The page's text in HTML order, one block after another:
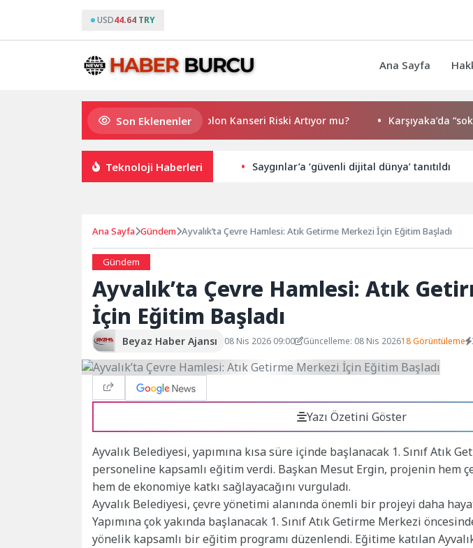
USD44.64 TRY
Ana Sayfa
Son Eklenenler
Uzun Süreli Ülseratif Kolitte Kolon Kanseri Riski Artıyor mu? Karşıyaka’da “sokak”
Teknoloji Haberleri Saygınlar’a ‘güvenli dijital dünya’ tanıtıldı
Ana Sayfa Gündem Ayvalık’ta Çevre Hamlesi: Atık Getirme Merkezi İçin Eğitim Başladı
Gündem
Ayvalık’ta Çevre Hamlesi: Atık
İçin Eğitim Başladı
Beyaz Haber Ajansı 08 Nis 2026 09:00 Güncelleme: 08 Nis 202618 Görüntüleme
Yazı Özetini Göster
Ayvalık Belediyesi, yapımına kısa süre içinde başlanacak 1. Sınıf Atık
personeline kapsamlı eğitim verdi. Başkan Mesut Ergin, projenin hem
hem de ekonomiye katkı sağlayacağını vurguladı.
Ayvalık Belediyesi, çevre yönetimi alanında önemli bir projeyi daha
Yapımına çok yakında başlanacak 1. Sınıf Atık Getirme Merkezi
yönelik kapsamlı bir eğitim programı düzenlendi. Eğitime katılan